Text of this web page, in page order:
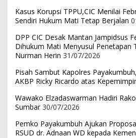
Kasus Korupsi TPPU,CIC Menilai
Sendiri Hukum Mati Tetap Berjalan
DPP CIC Desak Mantan Jampidsus
Dihukum Mati Menyusul Penetapan
Nurman Herin 31/07/2026
Pisah Sambut Kapolres
AKBP Ricky Ricardo atas
Wawako Elzadaswarman Hadiri
Sumbar 30/07/2026
Pemko Payakumbuh Ajukan
RSUD dr. Adnaan WD kepada